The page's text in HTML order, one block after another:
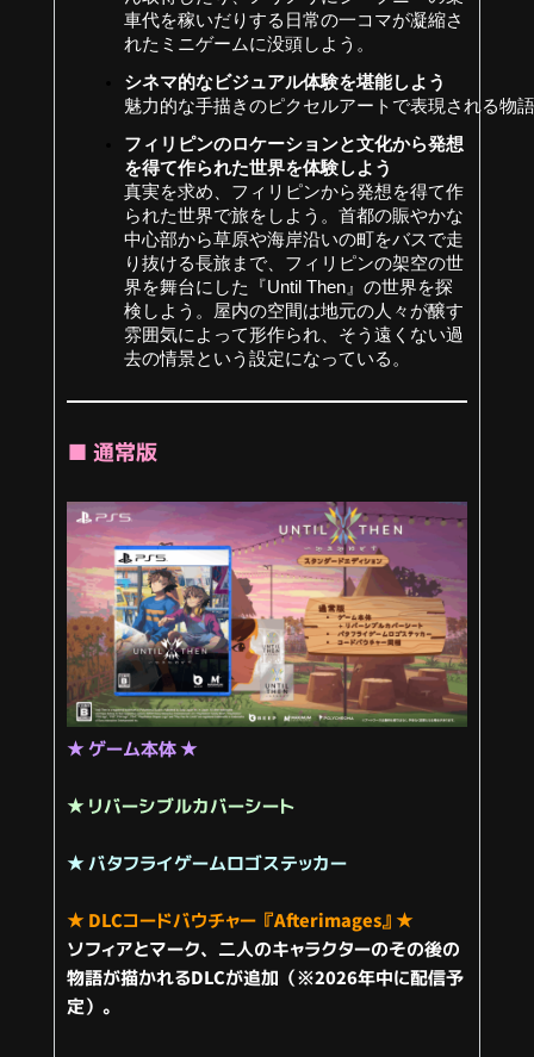
車代を稼いだりする日常の一コマが凝縮さ
れたミニゲームに没頭しよう。
魅力的な手描きのピクセルアートで表現される物
フィリピンのロケーションと文化から発想
を得て作られた世界を体験しよう
真実を求め、フィリピンから発想を得て作
られた世界で旅をしよう。首都の賑やかな
中心部から草原や海岸沿いの町をバスで走
り抜ける長旅まで、フィリピンの架空の世
界を舞台にした『Until Then』の世界を探
検しよう。屋内の空間は地元の人々が醸す
雰囲気によって形作られ、そう遠くない過
去の情景という設定になっている。
■ 通常版
★ゲーム本体★
★リバーシブルカバーシート
★バタフライゲームロゴステッカー
★DLCコードバウチャー 『Afterimages』★
ソフィアとマーク、二人のキャラクターのその後の
物語が描かれるDLCが追加（※2026年中に配信予
定）。